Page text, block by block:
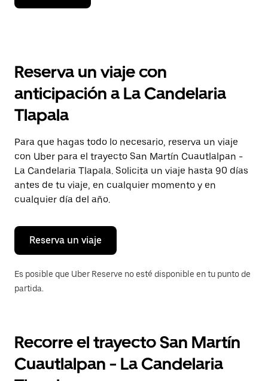
flecha
el
y
selecciona
una
fecha.
Presiona
la
tecla Esc
para
cerrar
el
calendario.
Reserva un viaje con
anticipación a La Candelaria
Tlapala
Para que hagas todo lo necesario, reserva un viaje
con Uber para el trayecto San Martín Cuautlalpan -
La Candelaria Tlapala. Solicita un viaje hasta 90 días
antes de tu viaje, en cualquier momento y en
cualquier día del año.
Reserva un viaje
Es posible que Uber Reserve no esté disponible en tu punto de
partida.
Recorre el trayecto San Martín
Cuautlalpan - La Candelaria